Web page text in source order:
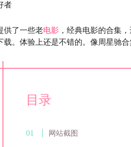
者
供了一些老电影 ，经典电影的合集
载。体验上还是不错的。像周星驰
目录
网站截图